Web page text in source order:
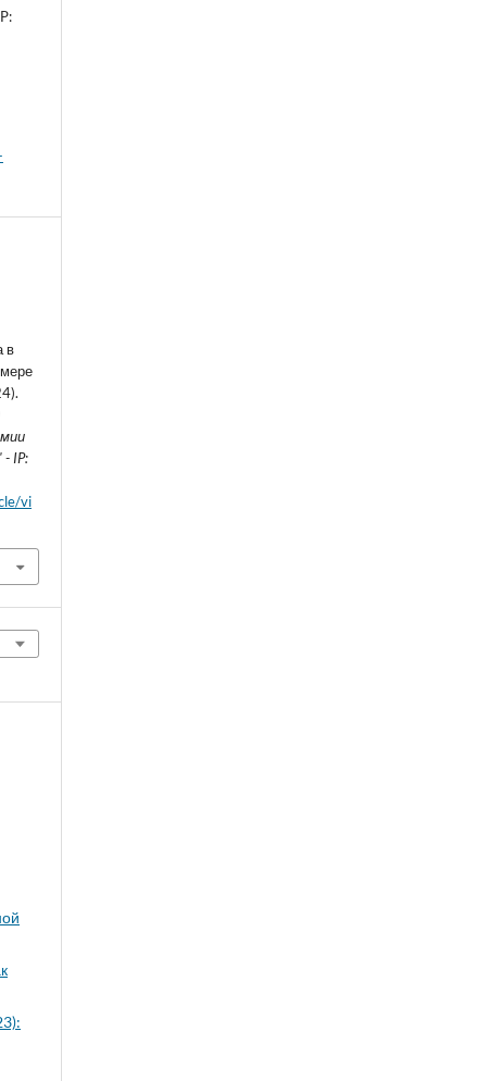
в
IP:
vi